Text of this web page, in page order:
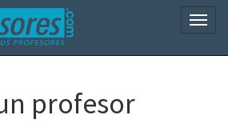
profesor